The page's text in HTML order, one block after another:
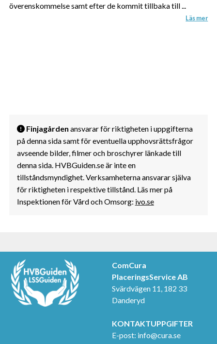
överenskommelse samt efter de kommit tillbaka till ...
Läs mer
Finjagården ansvarar för riktigheten i uppgifterna
på denna sida samt för eventuella upphovsrättsfrågor
avseende bilder, filmer och broschyrer länkade till
denna sida. HVBGuiden.se är inte en
tillståndsmyndighet. Verksamheterna ansvarar själva
för riktigheten i respektive tillstånd. Läs mer på
Inspektionen för Vård och Omsorg: ivo.se
ComCura
PlaceringsService AB
Svärdvägen 11, 182 33
Danderyd
KONTAKTUPPGIFTER
E-post: info@cura.se